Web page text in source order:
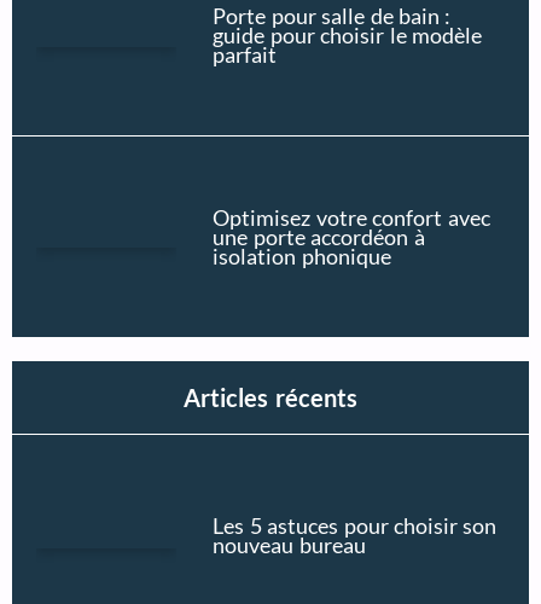
Porte pour salle de bain :
guide pour choisir le modèle
parfait
Optimisez votre confort avec
une porte accordéon à
isolation phonique
Articles récents
Les 5 astuces pour choisir son
nouveau bureau